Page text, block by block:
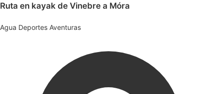
Ruta en kayak de Vinebre a Móra
Agua Deportes Aventuras